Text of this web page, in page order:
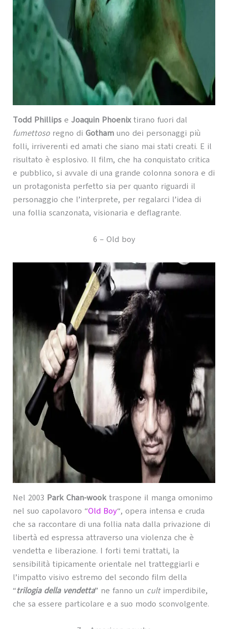
Todd Phillipse Joaquin Phoenixtirano fuori dal
fumettosoregno di Gothamuno dei personaggi più
folli, irriverenti ed amati che siano mai stati creati. E il
risultato è esplosivo. Il film, che ha conquistato critica
e pubblico, si avvale di una grande colonna sonora e di
un protagonista perfetto sia per quanto riguardi il
personaggio che l’interprete, per regalarci l’idea di
una follia scanzonata, visionaria e deflagrante.
6 – Old boy
Nel 2003 Park Chan-wooktraspone il manga omonimo
nel suo capolavoro “Old Boy“, opera intensa e cruda
che sa raccontare di una follia nata dalla privazione di
libertà ed espressa attraverso una violenza che è
vendetta e liberazione. I forti temi trattati, la
sensibilità tipicamente orientale nel tratteggiarli e
l’impatto visivo estremo del secondo film della
“trilogia della vendetta” ne fanno un cult imperdibile,
che sa essere particolare e a suo modo sconvolgente.